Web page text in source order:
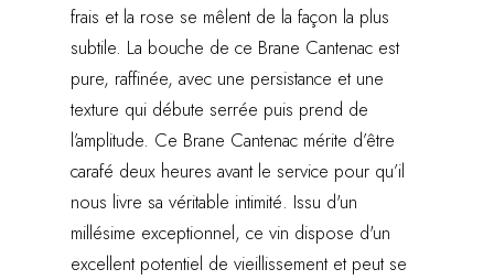
frais et la rose se mêlent de la façon la plus
subtile. La bouche de ce Brane Cantenac est
pure, raffinée, avec une persistance et une
texture qui débute serrée puis prend de
l’amplitude. Ce Brane Cantenac mérite d’être
carafé deux heures avant le service pour qu’il
nous livre sa véritable intimité. Issu d'un
millésime exceptionnel, ce vin dispose d'un
excellent potentiel de vieillissement et peut se